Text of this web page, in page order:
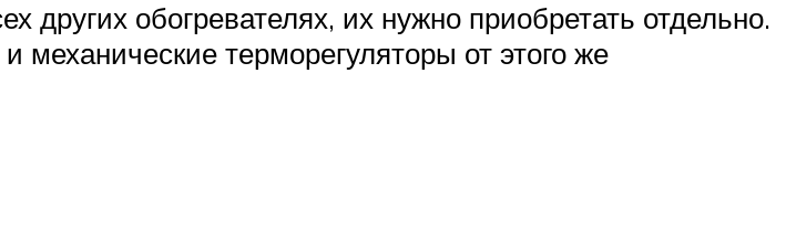
других обогревателях, их нужно приобретать отдельно.
терморегуляторы от этого же